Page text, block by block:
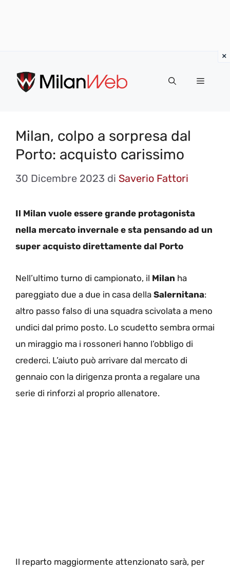
contenuto
MENU
Milan, colpo a sorpresa dal
Porto: acquisto carissimo
30 Dicembre 2023 di Saverio Fattori
Il Milan vuole essere grande protagonista
nella mercato invernale e sta pensando ad un
super acquisto direttamente dal Porto
Nell’ultimo turno di campionato, il Milan ha
pareggiato due a due in casa della Salernitana:
altro passo falso di una squadra scivolata a meno
undici dal primo posto. Lo scudetto sembra ormai
un miraggio ma i rossoneri hanno l’obbligo di
crederci. L’aiuto può arrivare dal mercato di
gennaio con la dirigenza pronta a regalare una
serie di rinforzi al proprio allenatore.
Il reparto maggiormente attenzionato sarà, per